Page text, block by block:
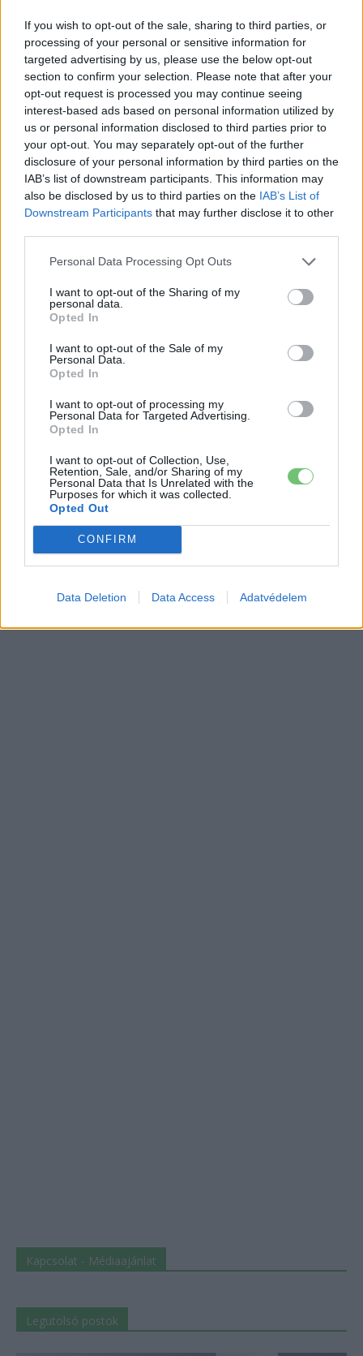
If you wish to opt-out of the sale, sharing to third parties, or
processing of your personal or sensitive information for
targeted advertising by us, please use the below opt-out
section to confirm your selection. Please note that after your
opt-out request is processed you may continue seeing
interest-based ads based on personal information utilized by
us or personal information disclosed to third parties prior to
your opt-out. You may separately opt-out of the further
disclosure of your personal information by third parties on the
IAB’s list of downstream participants. This information may
also be disclosed by us to third parties on the IAB’s List of
Downstream Participants that may further disclose it to other
Personal Data Processing Opt Outs
I want to opt-out of the Sharing of my
personal data.
Opted In
I want to opt-out of the Sale of my
Personal Data.
Opted In
I want to opt-out of processing my
Personal Data for Targeted Advertising.
Opted In
I want to opt-out of Collection, Use,
Retention, Sale, and/or Sharing of my
Personal Data that Is Unrelated with the
Purposes for which it was collected.
Opted Out
CONFIRM
Data Deletion Data Access Adatvédelem
kütyü és immár e-autó rajongó!
KAPCSOLÓDÓ CIKKEK TÖBB A SZERZŐTŐL
Elektromos
autó
A Volkswagen bedobta azt a lapot
Kínában, amivel a helyi EV-gyártókat
akarja megelőzni
Elektromos
27 995 eurót ígért a Volkswagen, de
Crosst
Kapcsolat - Médiaajánlat
Legutolsó postok